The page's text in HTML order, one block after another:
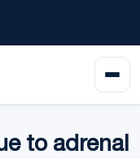
to adrenal